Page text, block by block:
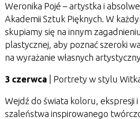
Weronika Pojé – artystka i
Akademii Sztuk Pięknych. W
skupiamy się na innym
plastycznej, aby poznać szeroki
na wyrażanie własnych
3 czerwca | Portrety w stylu
Wejdź do świata koloru, ekspresji
szaleństwa inspirowanego